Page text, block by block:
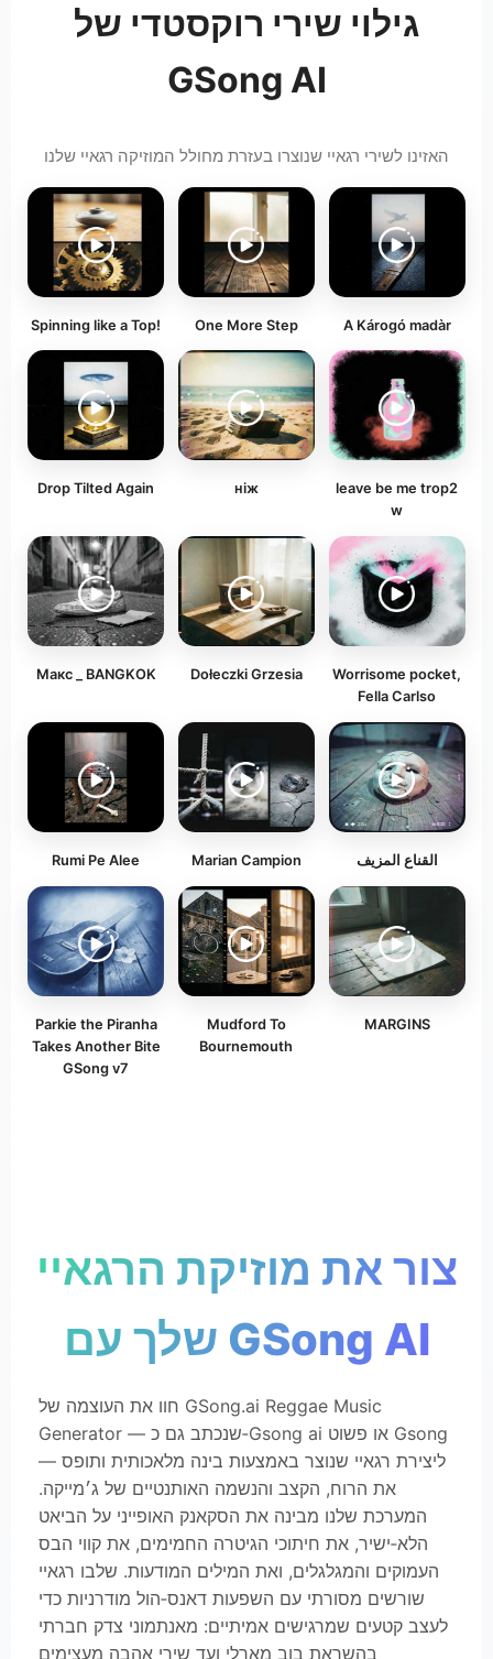
גילוי שירי רוקסטדי של
GSong AI
האזינו לשירי רגאיי שנוצרו בעזרת מחולל המוזיקה רגאיי שלנו
Spinning like a Top! One More Step A Károgó madàr
Drop Tilted Again ніж
leave be me trop2
w
Макс _ BANGKOK Dołeczki Grzesia
Worrisome pocket,
Fella Carlso
Rumi Pe Alee Marian Campion القناع المزيف
Parkie the Piranha
Takes Another Bite
GSong v7
Mudford To
Bournemouth
MARGINS
צור את מוזיקת הרגאיי
שלך עם GSong AI
חוו את העוצמה של GSong.ai Reggae Music
Generator — שנכתב גם כ‑Gsong ai או פשוט Gsong
— ליצירת רגאיי שנוצר באמצעות בינה מלאכותית ותופס
את הרוח, הקצב והנשמה האותנטיים של ג׳מייקה.
המערכת שלנו מבינה את הסקאנק האופייני על הביאט
הלא‑ישיר, את חיתוכי הגיטרה החמימים, את קווי הבס
העמוקים והמגלגלים, ואת המילים המודעות. שלבו רגאיי
שורשים מסורתי עם השפעות דאנס‑הול מודרניות כדי
לעצב קטעים שמרגישים אמיתיים: מאנתמוני צדק חברתי
בהשראת בוב מארלי ועד שירי אהבה מעצימים